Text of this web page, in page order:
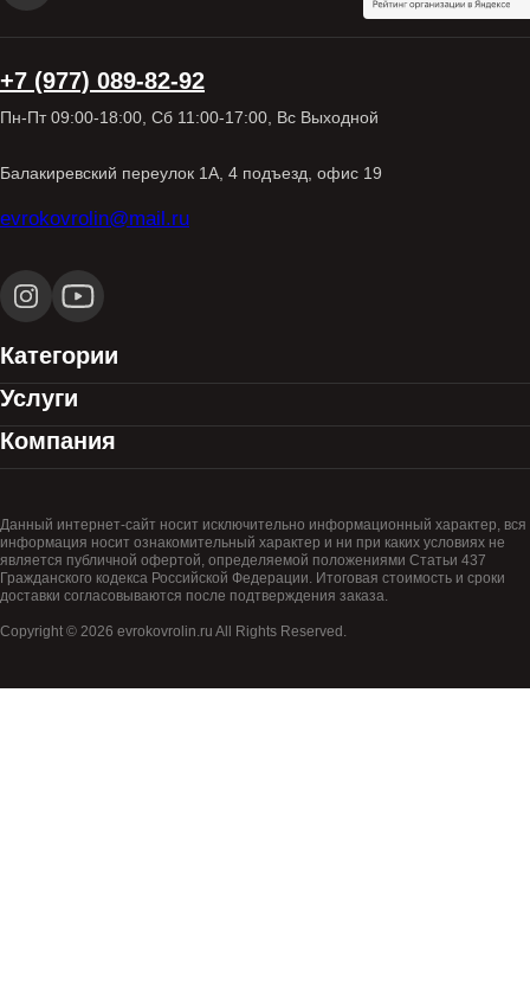
+7 (977) 089-82-92
Пн-Пт 09:00-18:00, Сб 11:00-17:00, Вс Выходной
Балакиревский переулок 1А, 4 подъезд, офис 19
evrokovrolin@mail.ru
Категории
Услуги
Компания
Данный интернет-сайт носит исключительно информационный характер, вся
информация носит ознакомительный характер и ни при каких условиях не
является публичной офертой, определяемой положениями Статьи 437
Гражданского кодекса Российской Федерации. Итоговая стоимость и сроки
доставки согласовываются после подтверждения заказа.
Copyright © 2026 evrokovrolin.ru All Rights Reserved.